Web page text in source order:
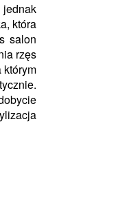
jednak
która
salon
rzęs
którym